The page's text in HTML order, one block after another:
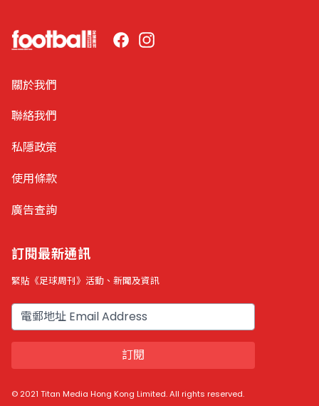
FacebookInstagram
關於我們
聯絡我們
私隱政策
使用條款
廣告查詢
訂閱最新通訊
緊貼《足球周刊》活動、新聞及資訊
電郵
訂閱
© 2021 Titan Media Hong Kong Limited. All rights reserved.